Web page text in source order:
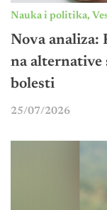
Nauka i politika,
Nova analiza:
na alternative
bolesti
25/07/2026